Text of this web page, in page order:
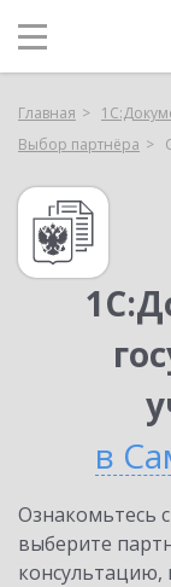
Главная
Выбор партнёра
в
Ознакомьтесь
выберите
консультацию,